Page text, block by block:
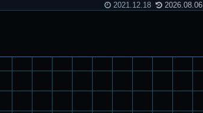
2021.12.18 2026.08.06